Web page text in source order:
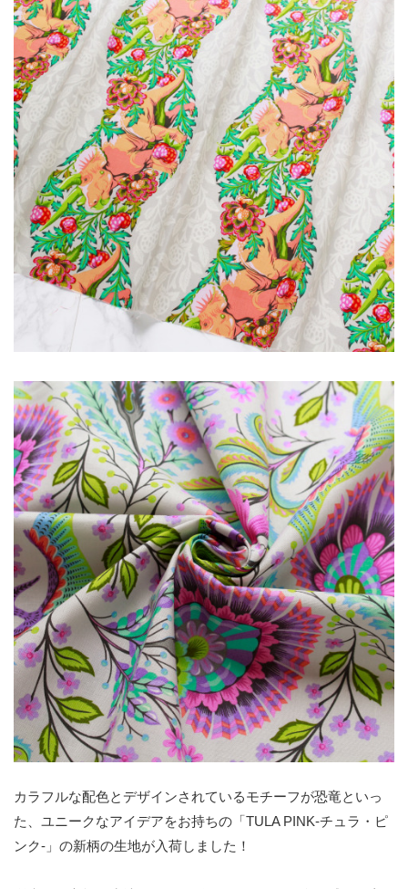
カラフルな配色とデザインされているモチーフが恐竜といっ
た、ユニークなアイデアをお持ちの「TULA PINK-チュラ・ピ
ンク-」の新柄の生地が入荷しました！